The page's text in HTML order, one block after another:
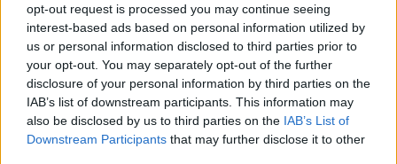
opt-out request is processed you may continue seeing
interest-based ads based on personal information utilized by
us or personal information disclosed to third parties prior to
your opt-out. You may separately opt-out of the further
disclosure of your personal information by third parties on the
IAB’s list of downstream participants. This information may
also be disclosed by us to third parties on the IAB’s List of
Downstream Participants that may further disclose it to other
Másfélszeresére bővítik
Hódmezővásárhely jó hírű református
iskoláját